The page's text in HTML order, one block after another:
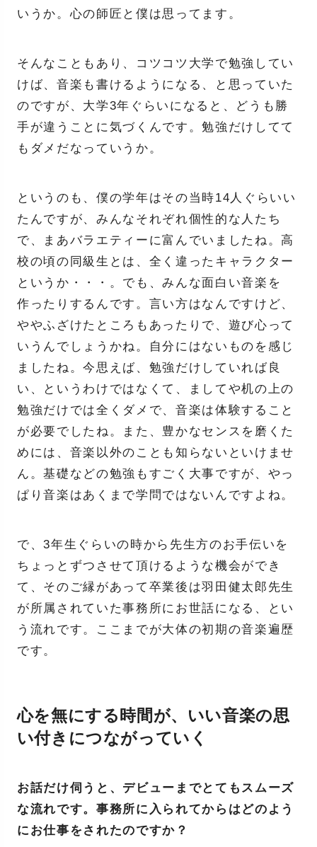
いうか。心の師匠と僕は思ってます。
そんなこともあり、コツコツ大学で勉強してい
けば、音楽も書けるようになる、と思っていた
のですが、大学3年ぐらいになると、どうも勝
手が違うことに気づくんです。勉強だけしてて
もダメだなっていうか。
というのも、僕の学年はその当時14人ぐらいい
たんですが、みんなそれぞれ個性的な人たち
で、まあバラエティーに富んでいましたね。高
校の頃の同級生とは、全く違ったキャラクター
というか・・・。でも、みんな面白い音楽を
作ったりするんです。言い方はなんですけど、
ややふざけたところもあったりで、遊び心って
いうんでしょうかね。自分にはないものを感じ
ましたね。今思えば、勉強だけしていれば良
い、というわけではなくて、ましてや机の上の
勉強だけでは全くダメで、音楽は体験すること
が必要でしたね。また、豊かなセンスを磨くた
めには、音楽以外のことも知らないといけませ
ん。基礎などの勉強もすごく大事ですが、やっ
ぱり音楽はあくまで学問ではないんですよね。
で、3年生ぐらいの時から先生方のお手伝いを
ちょっとずつさせて頂けるような機会ができ
て、そのご縁があって卒業後は羽田健太郎先生
が所属されていた事務所にお世話になる、とい
う流れです。ここまでが大体の初期の音楽遍歴
です。
心を無にする時間が、いい音楽の思
い付きにつながっていく
お話だけ伺うと、デビューまでとてもスムーズ
な流れです。事務所に入られてからはどのよう
にお仕事をされたのですか？